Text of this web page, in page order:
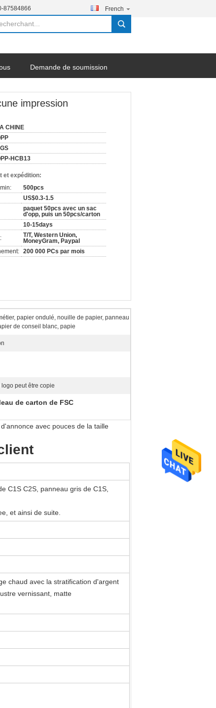
87584866 French
search
Demande de soumission
impression
CHINE
HCB13
et expédition:
500pcs
US$0.3-1.5
paquet 50pcs avec un sac
d'opp, puis un 50pcs/carton
10-15days
T/T, Western Union,
MoneyGram, Paypal
200 000 PCs par mois
papier ondulé, nouille de papier, panneau
de conseil blanc, papie
logo peut être copie
de carton de FSC
avec pouces de la taille
C1S C2S, panneau gris de C1S,
et ainsi de suite.
chaud avec la stratification d'argent
vernissant, matte